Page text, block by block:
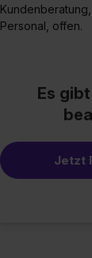
Personal, offen.
Es
Jetzt